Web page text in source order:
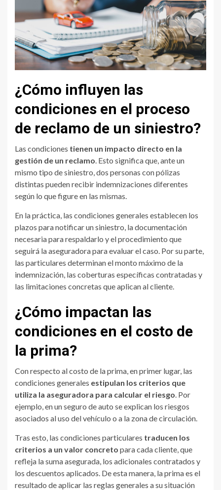
¿Cómo influyen las
condiciones en el proceso
de reclamo de un siniestro?
Las condiciones tienen un impacto directo en la
gestión de un reclamo . Esto significa que, ante un
mismo tipo de siniestro, dos personas con pólizas
distintas pueden recibir indemnizaciones diferentes
según lo que figure en las mismas.
En la práctica, las condiciones generales establecen los
plazos para notificar un siniestro, la documentación
necesaria para respaldarlo y el procedimiento que
seguirá la aseguradora para evaluar el caso. Por su parte,
las particulares determinan el monto máximo de la
indemnización, las coberturas específicas contratadas y
las limitaciones concretas que aplican al cliente.
¿Cómo impactan las
condiciones en el costo de
la prima?
Con respecto al costo de la prima, en primer lugar, las
condiciones generales estipulan los criterios que
utiliza la aseguradora para calcular el riesgo . Por
ejemplo, en un seguro de auto se explican los riesgos
asociados al uso del vehículo o a la zona de circulación.
Tras esto, las condiciones particulares traducen los
criterios a un valor concreto para cada cliente, que
refleja la suma asegurada, los adicionales contratados y
los descuentos aplicados. De esta manera, la prima es el
resultado de aplicar las reglas generales a su situación